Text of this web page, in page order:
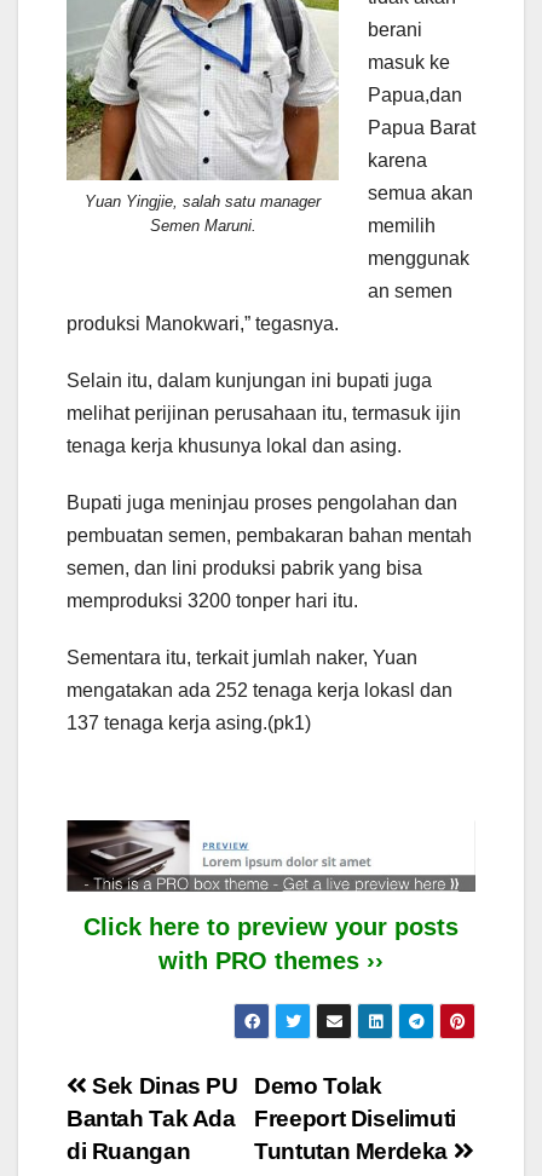
Yuan Yingjie, salah satu manager
Semen Maruni.
berani
masuk ke
Papua,dan
Papua Barat
karena
semua akan
memilih
menggunak
an semen
produksi Manokwari,” tegasnya.
Selain itu, dalam kunjungan ini bupati juga
melihat perijinan perusahaan itu, termasuk ijin
tenaga kerja khusunya lokal dan asing.
Bupati juga meninjau proses pengolahan dan
pembuatan semen, pembakaran bahan mentah
semen, dan lini produksi pabrik yang bisa
memproduksi 3200 tonper hari itu.
Sementara itu, terkait jumlah naker, Yuan
mengatakan ada 252 tenaga kerja lokasl dan
137 tenaga kerja asing.(pk1)
Click here to preview your posts
with PRO themes ››
Post
navigation
Demo Tolak
Freeport Diselimuti
Tuntutan Merdeka
Sek Dinas PU
Bantah Tak Ada
di Ruangan